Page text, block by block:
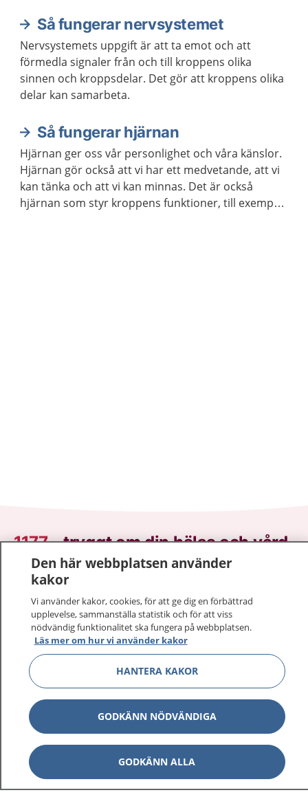
Så fungerar nervsystemet
Nervsystemets uppgift är att ta emot och att
förmedla signaler från och till kroppens olika
sinnen och kroppsdelar. Det gör att kroppens olika
delar kan samarbeta.
Så fungerar hjärnan
Hjärnan ger oss vår personlighet och våra känslor.
Hjärnan gör också att vi har ett medvetande, att vi
kan tänka och att vi kan minnas. Det är också
hjärnan som styr kroppens funktioner, till exempel
1177–tryggt om din hälsa och vård
På 1177.se får du råd om hälsa och information om
Logga in för att läsa din journal och göra dina
vårdärenden. Ring telefonnummer 1177 för
sjukvårdsrådgivning dygnet runt.
1177 ger dig råd när du vill må bättre.
1177 på flera språk Visa
Om 1177 Visa
Den här webbplatsen använder
kakor
Vi använder kakor, cookies, för att ge dig en förbättrad
upplevelse, sammanställa statistik och för att viss
nödvändig funktionalitet ska fungera på webbplatsen.
Läs mer om hur vi använder kakor
HANTERA KAKOR
GODKÄNN NÖDVÄNDIGA
GODKÄNN ALLA